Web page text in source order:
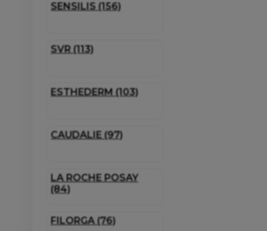
SENSILIS (156)
SVR (113)
ESTHEDERM (103)
CAUDALIE (97)
LA ROCHE POSAY
(84)
FILORGA (76)